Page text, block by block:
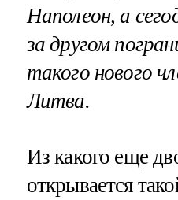
Наполеон, а
за другом
такого нового
Литва.
Из какого еще
открывается